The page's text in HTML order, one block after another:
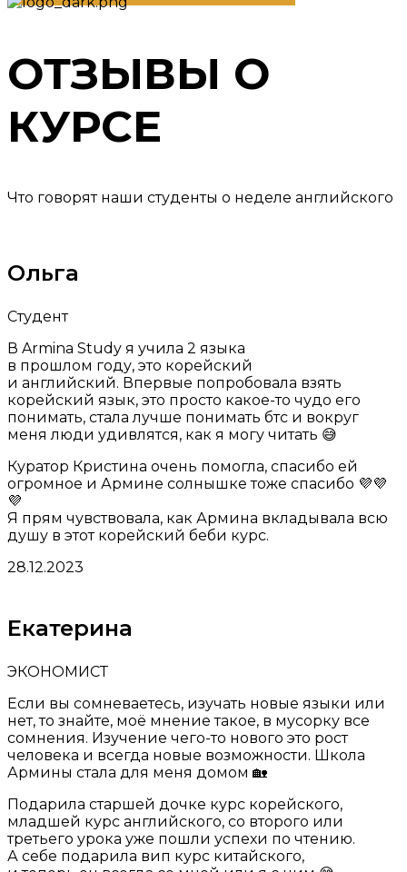
ОТЗЫВЫ О
КУРСЕ
Что говорят наши студенты о неделе английского
Ольга
Студент
В Armina Study я учила 2 языка
в прошлом году, это корейский
и английский. Впервые попробовала взять
корейский язык, это просто какое-то чудо его
понимать, стала лучше понимать бтс и вокруг
меня люди удивлятся, как я могу читать 😅
Куратор Кристина очень помогла, спасибо ей
огромное и Армине солнышке тоже спасибо 💜💜
💜
Я прям чувствовала, как Армина вкладывала всю
душу в этот корейский беби курс.
28.12.2023
Екатерина
ЭКОНОМИСТ
Если вы сомневаетесь, изучать новые языки или
нет, то знайте, моё мнение такое, в мусорку все
сомнения. Изучение чего-то нового это рост
человека и всегда новые возможности. Школа
Армины стала для меня домом 🏡
Подарила старшей дочке курс корейского,
младшей курс английского, со второго или
третьего урока уже пошли успехи по чтению.
А себе подарила вип курс китайского,